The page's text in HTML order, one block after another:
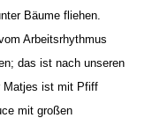
Bäume fliehen.
Arbeitsrhythmus
das ist nach unseren
Matjes ist mit Pfiff
mit großen